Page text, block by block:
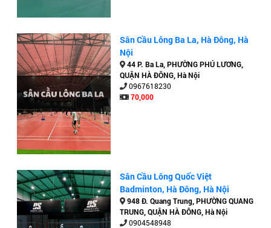
Sân Cầu Lông Ba La, Hà Đông, Hà
Nội
44 P. Ba La, PHƯỜNG PHÚ LƯƠNG,
QUẬN HÀ ĐÔNG, Hà Nội
0967618230
70,000
Sân Cầu Lông Quốc Việt
Badminton, Hà Đông, Hà Nội
948 Đ. Quang Trung, PHƯỜNG QUANG
TRUNG, QUẬN HÀ ĐÔNG, Hà Nội
0904548948